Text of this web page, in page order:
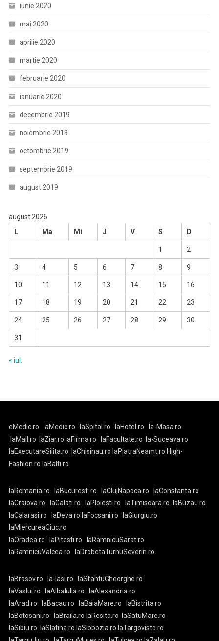
iunie 2020
mai 2020
aprilie 2020
martie 2020
februarie 2020
ianuarie 2020
decembrie 2019
noiembrie 2019
octombrie 2019
septembrie 2019
august 2019
august 2026
L
Ma Mi J V S D
1 2
3 4 5 6 7 8 9
10 11 12 13 14 15 16
17 18 19 20 21 22 23
24 25 26 27 28 29 30
31
« iul.
eMedic.ro laMedic.ro laSpital.ro laHotel.ro
la-Masa.ro
laMall.ro
laZiar.ro laFirma.ro laFacultate.ro
la-Suceava.ro
laExecutareSilita.ro
laChisinau.ro laPiatraNeamt.ro High-
Fashion.ro laBalti.ro
laRomania.ro laBucuresti.ro laClujNapoca.ro
laConstanta.ro
laCraiova.ro
laGalati.ro laPloiesti.ro laTimisoara.ro
laBuzau.ro
laCalarasi.ro
laDeva.ro laFocsani.ro
laGiurgiu.ro
laMiercureaCiuc.ro
laOradea.ro
laPitesti.ro
laRamnicuSarat.ro
laRamnicuValcea.ro
laDrobetaTurnuSeverin.ro
laBrasov.ro la-Iasi.ro
laSfantuGheorghe.ro
laVaslui.ro
laAlbaIulia.ro
laAlexandria.ro
laArad.ro
laBacau.ro laBaiaMare.ro
laBistrita.ro
laBotosani.ro
laBraila.ro laResita.ro
laSatuMare.ro
laSibiu.ro
laSlatina.ro laSlobozia.ro laTargoviste.ro